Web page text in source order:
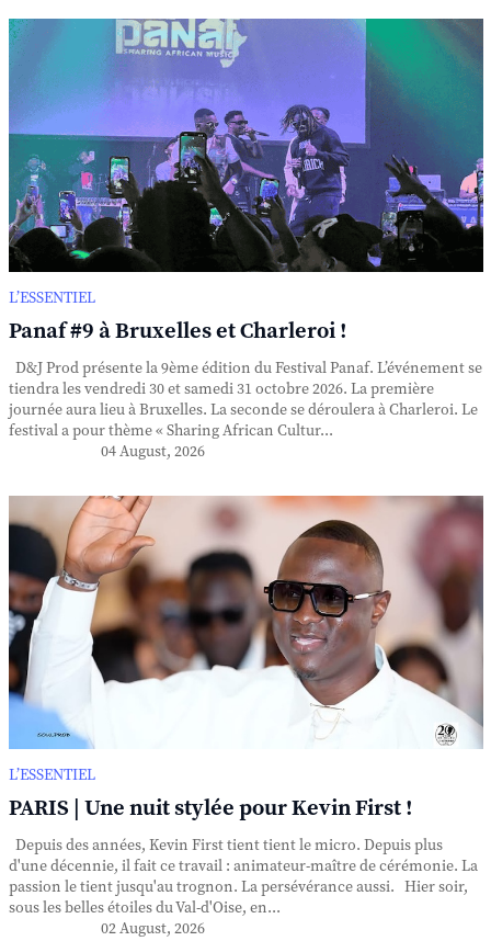
L’ESSENTIEL
Panaf #9 à Bruxelles et Charleroi !
D&J Prod présente la 9ème édition du Festival Panaf. L’événement se
tiendra les vendredi 30 et samedi 31 octobre 2026. La première
journée aura lieu à Bruxelles. La seconde se déroulera à Charleroi. Le
festival a pour thème « Sharing African Cultur...
04 August, 2026
L’ESSENTIEL
PARIS | Une nuit stylée pour Kevin First !
Depuis des années, Kevin First tient tient le micro. Depuis plus
d'une décennie, il fait ce travail : animateur-maître de cérémonie. La
passion le tient jusqu'au trognon. La persévérance aussi. Hier soir,
sous les belles étoiles du Val-d'Oise, en...
02 August, 2026